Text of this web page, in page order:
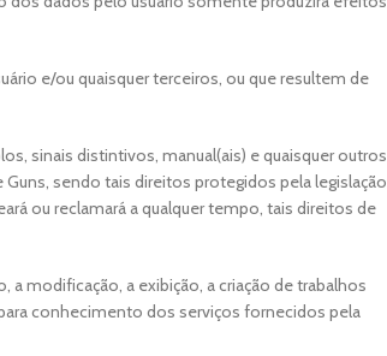
e/ou quaisquer terceiros, ou que resultem de
sinais distintivos, manual(ais) e quaisquer outros
sendo tais direitos protegidos pela legislação
ou reclamará a qualquer tempo, tais direitos de
modificação, a exibição, a criação de trabalhos
conhecimento dos serviços fornecidos pela